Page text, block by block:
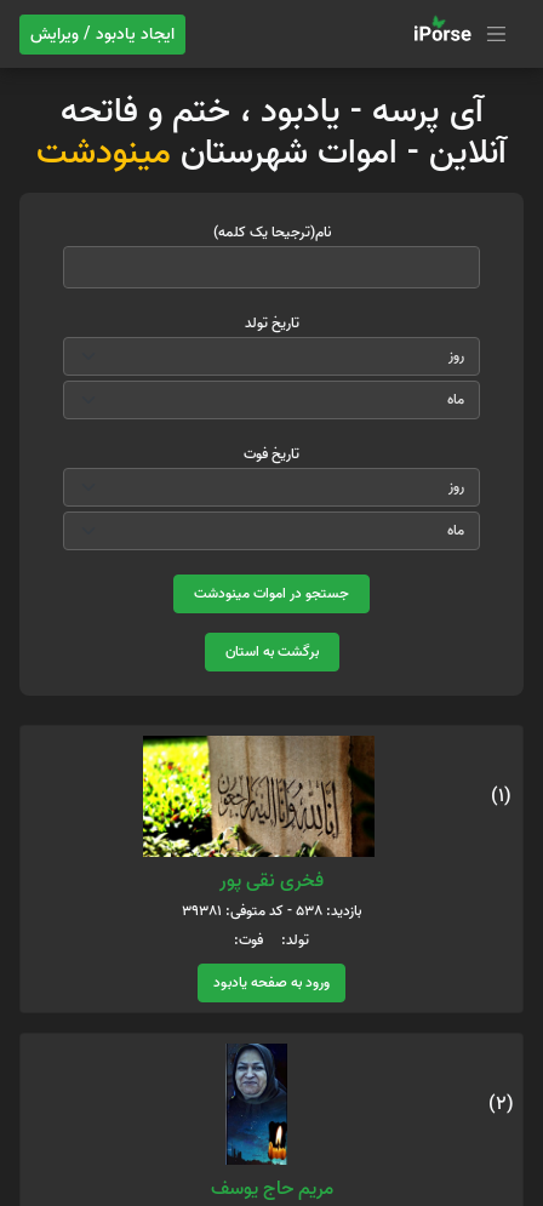
ایجاد یادبود / ویرایش
آی پرسه - یادبود ، ختم و فاتحه
آنلاین - اموات شهرستانمینودشت
نام(ترجیحا یک کلمه)
تاریخ تولد
تاریخ فوت
جستجو در اموات مینودشت
برگشت به استان
(1)
فخری نقی پور
بازدید: 538 - کد متوفی: 39381
تولد: فوت:
ورود به صفحه یادبود
(2)
مریم حاج یوسف